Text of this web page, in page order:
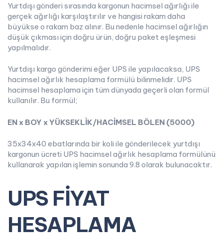
Yurtdışı gönderi sırasında kargonun hacimsel ağırlığı ile
gerçek ağırlığı karşılaştırılır ve hangisi rakam daha
büyükse o rakam baz alınır. Bu nedenle hacimsel ağırlığın
düşük çıkması için doğru ürün, doğru paket eşleşmesi
yapılmalıdır.
Yurtdışı kargo gönderimi eğer UPS ile yapılacaksa, UPS
hacimsel ağırlık hesaplama formülü bilinmelidir. UPS
hacimsel hesaplama için tüm dünyada geçerli olan formül
kullanılır. Bu formül;
EN x BOY x YÜKSEKLİK/HACİMSEL BÖLEN (5000)
35x34x40 ebatlarında bir koli ile gönderilecek yurtdışı
kargonun ücreti UPS hacimsel ağırlık hesaplama formülünü
kullanarak yapılan işlemin sonunda 9.8 olarak bulunacaktır.
UPS FİYAT
HESAPLAMA